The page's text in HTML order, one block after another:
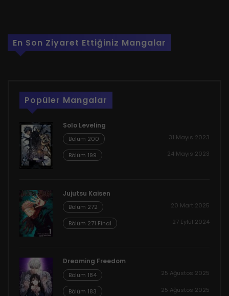
En Son Ziyaret Ettiğiniz Mangalar
Popüler Mangalar
Solo Leveling
Bölüm 200 31 Mayıs 2023
Bölüm 199 24 Mayıs 2023
Jujutsu Kaisen
Bölüm 272 20 Mart 2025
Bölüm 271 Final 27 Eylül 2024
Dreaming Freedom
Bölüm 184 25 Ağustos 2025
Bölüm 183 25 Ağustos 2025